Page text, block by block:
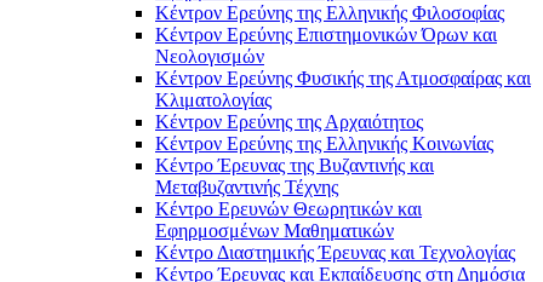
Κέντρον Ερεύνης της Ελληνικής Φιλοσοφίας
Κέντρον Ερεύνης Επιστημονικών Όρων και
Νεολογισμών
Κέντρον Ερεύνης Φυσικής της Ατμοσφαίρας και
Κλιματολογίας
Κέντρον Ερεύνης της Αρχαιότητος
Κέντρον Ερεύνης της Ελληνικής Κοινωνίας
Κέντρο Έρευνας της Βυζαντινής και
Μεταβυζαντινής Τέχνης
Κέντρο Ερευνών Θεωρητικών και
Εφηρμοσμένων Μαθηματικών
Κέντρο Διαστημικής Έρευνας και Τεχνολογίας
Κέντρο Έρευνας και Εκπαίδευσης στη Δημόσια